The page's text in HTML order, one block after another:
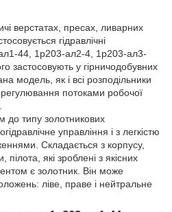
верстатах, пресах, ливарних
гідравлічні
44, 1р203-ал2-4, 1р203-ал3-
застосовують у гірничодобувних
модель, як і всі розподільники
потоками робочої
до типу золотникових
управління і з легкістю
Складається з корпусу,
які зроблені з якісних
є золотник. Він може
ліве, праве і нейтральне